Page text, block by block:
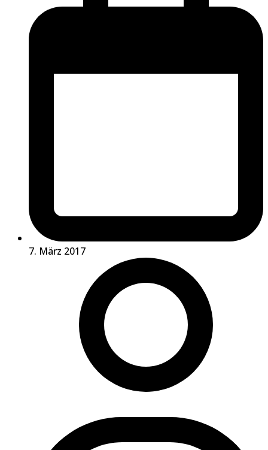
7. März 2017